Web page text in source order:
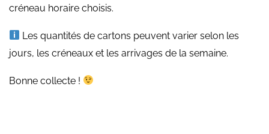
créneau horaire choisis.
Les quantités de cartons peuvent varier selon les
jours, les créneaux et les arrivages de la semaine.
Bonne collecte !